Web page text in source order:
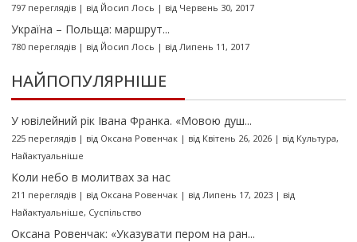
797 переглядів| від Йосип Лось | від Червень 30, 2017
Україна – Польща: маршрут...
780 переглядів| від Йосип Лось | від Липень 11, 2017
НАЙПОПУЛЯРНІШЕ
У ювілейний рік Івана Франка. «Мовою душ...
225 переглядів| від Оксана Ровенчак| від Квітень 26, 2026| від Культура,
Найактуальніше
Коли небо в молитвах за нас
211 переглядів| від Оксана Ровенчак| від Липень 17, 2023| від
Найактуальніше, Суспільство
Оксана Ровенчак: «Указувати пером на ран...